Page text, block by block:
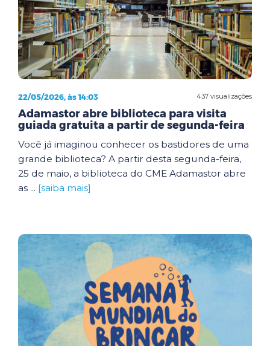
437 visualizações
22/05/2026, às 14:03
Adamastor abre biblioteca para visita
guiada gratuita a partir de segunda-feira
Você já imaginou conhecer os bastidores de uma
grande biblioteca? A partir desta segunda-feira,
25 de maio, a biblioteca do CME Adamastor abre
as ... [saiba mais]